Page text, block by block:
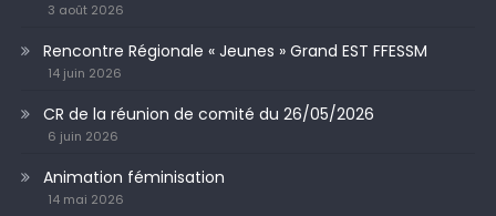
3 août 2026
Rencontre Régionale « Jeunes » Grand EST FFESSM
14 juin 2026
CR de la réunion de comité du 26/05/2026
6 juin 2026
Animation féminisation
14 mai 2026